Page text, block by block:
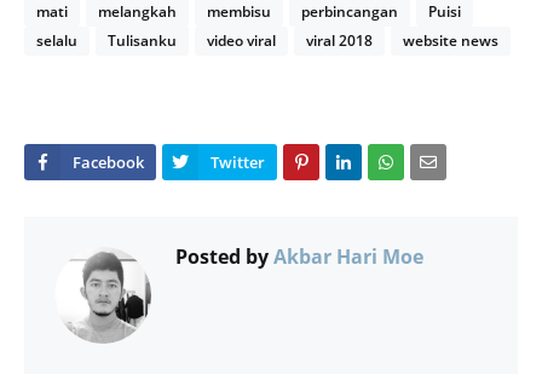
mati
melangkah membisu perbincangan
Puisi
selalu
Tulisanku video viral viral 2018 website news
Posted byAkbar Hari Moe